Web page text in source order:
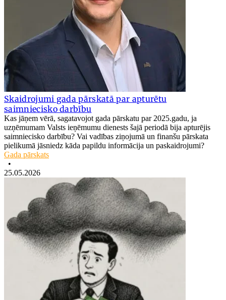
Skaidrojumi gada pārskatā par apturētu
saimniecisko darbību
Kas jāņem vērā, sagatavojot gada pārskatu par 2025.gadu, ja
uzņēmumam Valsts ieņēmumu dienests šajā periodā bija apturējis
saimniecisko darbību? Vai vadības ziņojumā un finanšu pārskata
pielikumā jāsniedz kāda papildu informācija un paskaidrojumi?
Gada pārskats
•
25.05.2026